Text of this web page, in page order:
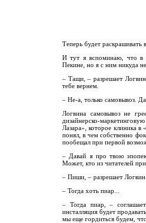
Теперь будет раскрашивать
И тут я вспоминаю, что в
Пекине, но я с ним никуда
– Тащи, – разрешает
тебе вернем.
– Не-а, только самовывоз.
Логвина самовывоз не
дизайнерско-
Лазара», которое клиника в
понял, в чем собственно
пообещал при первой
– Давай я про твою
Может, кто из читателей
– Пиши, – разрешает
– Тогда хоть пиар...
– Тогда пиар, –
инсталляция будет
мы еще гордиться будем,